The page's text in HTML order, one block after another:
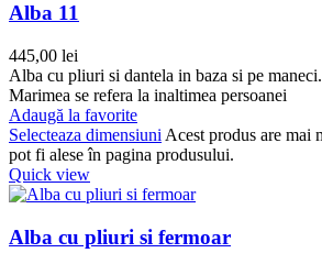
Alba 11
445,00 lei
Alba cu pliuri si dantela in baza si pe
Marimea se refera la inaltimea persoanei
Adaugă la favorite
Selecteaza dimensiuni Acest produs are mai
pot fi alese în pagina produsului.
Quick view
Alba cu pliuri si fermoar